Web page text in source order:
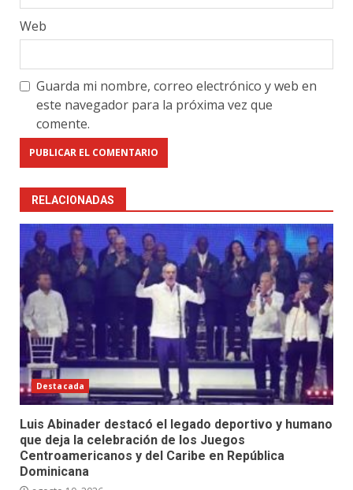
Web
Guarda mi nombre, correo electrónico y web en
este navegador para la próxima vez que
comente.
RELACIONADAS
Destacada
Luis Abinader destacó el legado deportivo y humano
que deja la celebración de los Juegos
Centroamericanos y del Caribe en República
Dominicana